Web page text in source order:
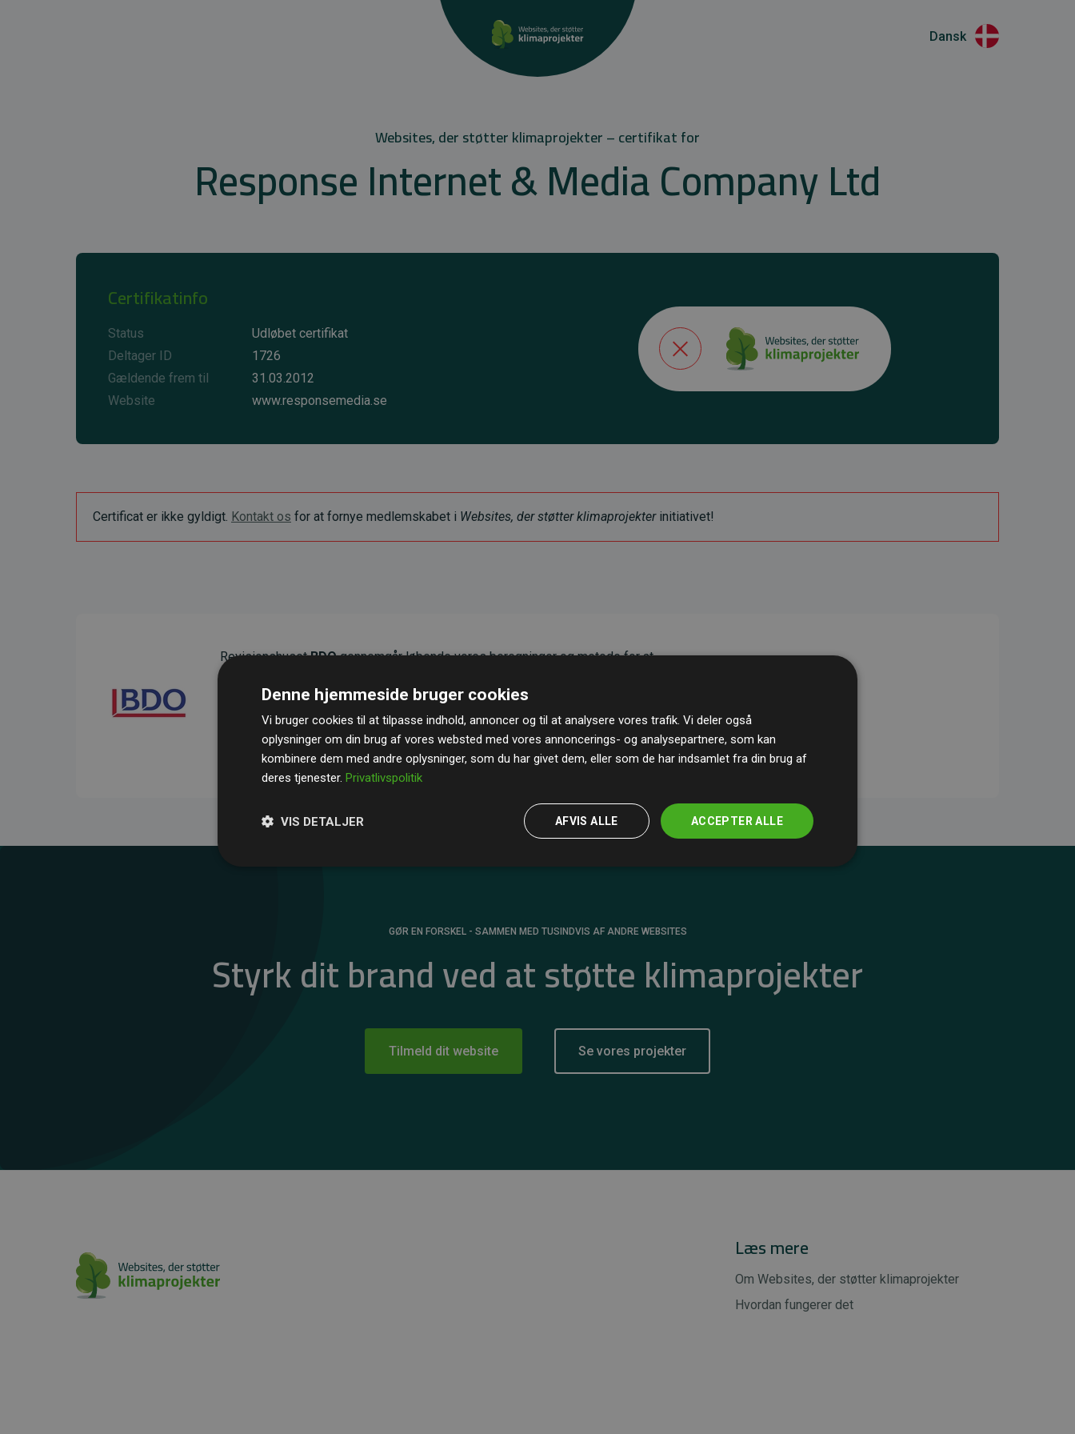
Dansk
Websites, der støtter klimaprojekter – certifikat for
Response Internet & Media Company Ltd
Certifikatinfo
Status
Udløbet certifikat
Deltager ID
1726
Gældende frem til
31.03.2012
Website
www.responsemedia.se
Certificat er ikke gyldigt. Kontakt os for at fornye medlemskabet i Websites, der støtter klimaprojekterinitiativet!
RevisionshusetBDOgennemgår løbende vores beregninger og metode for at
gennemsnit kompenserer for
200% af medlemmernes websites estimerede
CO₂-udledninger .
GØR EN FORSKEL - SAMMEN MED TUSINDVIS AF ANDRE WEBSITES
Styrk dit brand ved at støtte klimaprojekter
Tilmeld dit website Se vores projekter
Læs mere
Om Websites, der støtter klimaprojekter
Hvordan fungerer det
Denne hjemmeside bruger cookies
Vi bruger cookies til at tilpasse indhold, annoncer og til at analysere vores trafik. Vi deler også
oplysninger om din brug af vores websted med vores annoncerings- og analysepartnere, som kan
kombinere dem med andre oplysninger, som du har givet dem, eller som de har indsamlet fra din brug af
deres tjenester. Privatlivspolitik
ACCEPTER ALLE
AFVIS ALLE
VIS DETALJER